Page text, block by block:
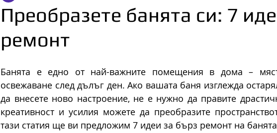
Преобразете банята си: 7
ремонт
Банята е едно от най-важните помещения в дома –
освежаване след дълъг ден. Ако вашата баня изглежда
да внесете ново настроение, не е нужно да правите
креативност и усилия можете да преобразите
тази статия ще ви предложим 7 идеи за бърз ремонт на